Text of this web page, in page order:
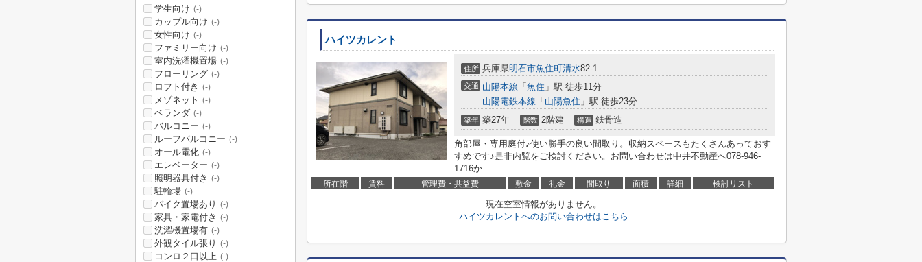
ハイツカレント
住所 兵庫県明石市魚住町清水82-1
交通 山陽本線 「 魚住 」駅 徒歩11分
山陽電鉄本線 「 山陽魚住 」駅 徒歩23分
築年 築27年 階数 2階建 構造 鉄骨造
角部屋・専用庭付♪使い勝手の良い間取り。収納スペースもたくさんあっておす
すめです♪是非内覧をご検討ください。お問い合わせは中井不動産へ078-946-
1716か...
所在階 賃料 管理費・共益費 敷金 礼金 間取り 面積 詳細 検討リスト
現在空室情報がありません。
ハイツカレントへのお問い合わせはこちら
学生向け (-)
カップル向け (-)
女性向け (-)
ファミリー向け (-)
室内洗濯機置場 (-)
フローリング (-)
ロフト付き (-)
メゾネット (-)
ベランダ (-)
バルコニー (-)
ルーフバルコニー (-)
オール電化 (-)
エレベーター (-)
照明器具付き (-)
駐輪場 (-)
バイク置場あり (-)
家具・家電付き (-)
洗濯機置場有 (-)
外観タイル張り (-)
コンロ２口以上 (-)